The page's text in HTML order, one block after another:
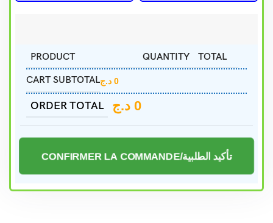
PRODUCT QUANTITY
TOTAL
CART SUBTOTAL
0 د.ج
ORDER TOTAL 0 د.ج
CONFIRMER LA COMMANDE/تأكيد الطلبية